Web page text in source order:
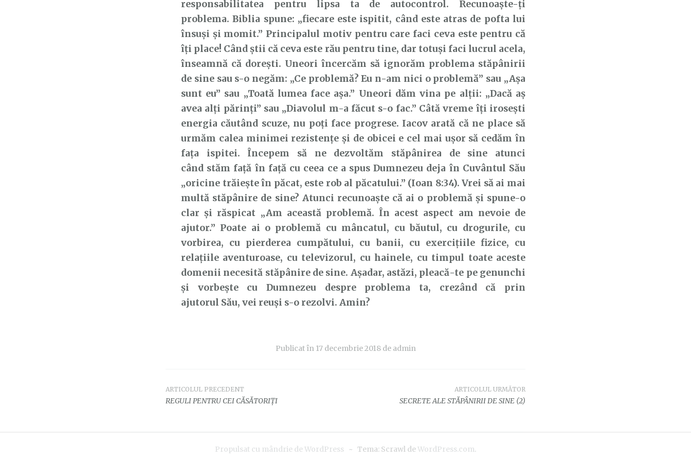
responsabilitatea pentru lipsa ta de autocontrol. Recunoaște-ți
problema. Biblia spune: „fiecare este ispitit, când este atras de pofta lui
însuşi şi momit.” Principalul motiv pentru care faci ceva este pentru că
îți place! Când știi că ceva este rău pentru tine, dar totuși faci lucrul acela,
înseamnă că dorești. Uneori încercăm să ignorăm problema stăpânirii
de sine sau s-o negăm: „Ce problemă? Eu n-am nici o problemă” sau „Așa
sunt eu” sau „Toată lumea face așa.” Uneori dăm vina pe alții: „Dacă aș
avea alți părinți” sau „Diavolul m-a făcut s-o fac.” Câtă vreme îți irosești
energia căutând scuze, nu poți face progrese. Iacov arată că ne place să
urmăm calea minimei rezistențe și de obicei e cel mai ușor să cedăm în
fața ispitei. Începem să ne dezvoltăm stăpânirea de sine atunci
când stăm față în față cu ceea ce a spus Dumnezeu deja în Cuvântul Său
„oricine trăieşte în păcat, este rob al păcatului.” (Ioan 8:34). Vrei să ai mai
multă stăpânire de sine? Atunci recunoaște că ai o problemă și spune-o
clar și răspicat „Am această problemă. În acest aspect am nevoie de
ajutor.” Poate ai o problemă cu mâncatul, cu băutul, cu drogurile, cu
vorbirea, cu pierderea cumpătului, cu banii, cu exercițiile fizice, cu
relațiile aventuroase, cu televizorul, cuhainele, cu timpul toate aceste
domenii necesită stăpânire de sine. Așadar, astăzi, pleacă-te pe genunchi
și vorbește cu Dumnezeu despre problema ta, crezând că prin
ajutorul Său, vei reuși s-o rezolvi. Amin?
Publicat în 17 decembrie 2018de admin
Navigare
articole
ARTICOLUL PRECEDENT
REGULI PENTRU CEI CĂSĂTORIȚI
ARTICOLUL URMĂTOR
SECRETE ALE STĂPÂNIRII DE SINE (2)
Propulsat cu mândrie de WordPress ~ Tema: Scrawl deWordPress.com.